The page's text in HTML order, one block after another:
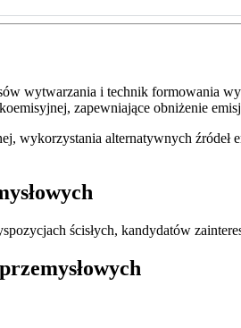
wytwarzania i technik formowania
zapewniające obniżenie
wykorzystania alternatywnych
ścisłych, kandydatów